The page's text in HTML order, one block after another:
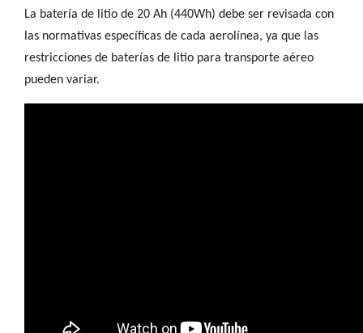
La batería de litio de 20 Ah (440Wh) debe ser revisada con
las normativas específicas de cada aerolínea, ya que las
restricciones de baterías de litio para transporte aéreo
pueden variar.